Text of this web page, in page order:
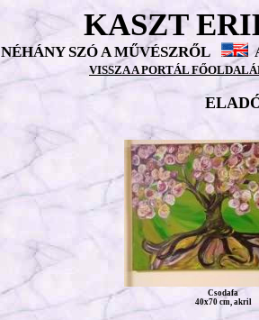
KASZT
NÉHÁNY SZÓ A MŰVÉSZRŐL
VISSZA A PORTÁL
Csodafa
40x70 cm, akril